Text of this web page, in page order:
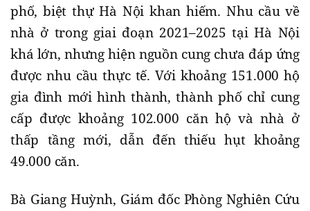
phố, biệt thự Hà Nội khan hiếm. Nhu cầu về
nhà ở trong giai đoạn 2021–2025 tại Hà Nội
khá lớn, nhưng hiện nguồn cung chưa đáp ứng
được nhu cầu thực tế. Với khoảng 151.000 hộ
gia đình mới hình thành, thành phố chỉ cung
cấp được khoảng 102.000 căn hộ và nhà ở
thấp tầng mới, dẫn đến thiếu hụt khoảng
49.000 căn.
Bà Giang Huỳnh, Giám đốc Phòng Nghiên Cứu